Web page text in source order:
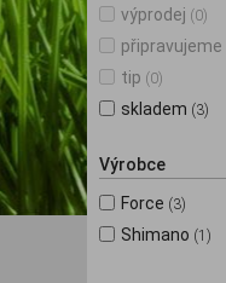
výprodej (0)
připravujeme
tip (0)
skladem (3)
Výrobce
Force (3)
Shimano (1)